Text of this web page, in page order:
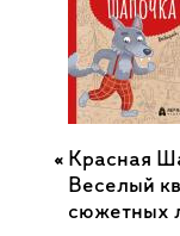
Красная
Веселый
сюжетных